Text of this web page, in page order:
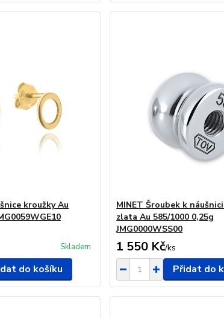
kroužky Au
Skladem
do košíku
MINET Šroubek k
zlata Au 585/1000 0,25g
JMG0000WSS00
1 550 Kč/ks
Přidat do